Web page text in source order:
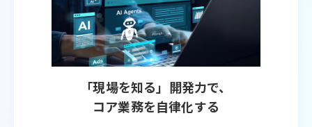
「現場を知る」開発力で、
コア業務を自律化する